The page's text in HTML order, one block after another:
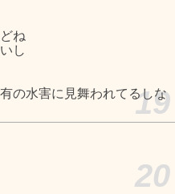
ね
し
の水害に見舞われてるしな
19
20